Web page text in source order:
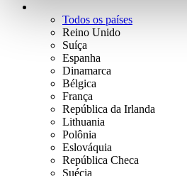
Todos os países
Reino Unido
Suíça
Espanha
Dinamarca
Bélgica
França
República da Irlanda
Lithuania
Polônia
Eslováquia
República Checa
Suécia